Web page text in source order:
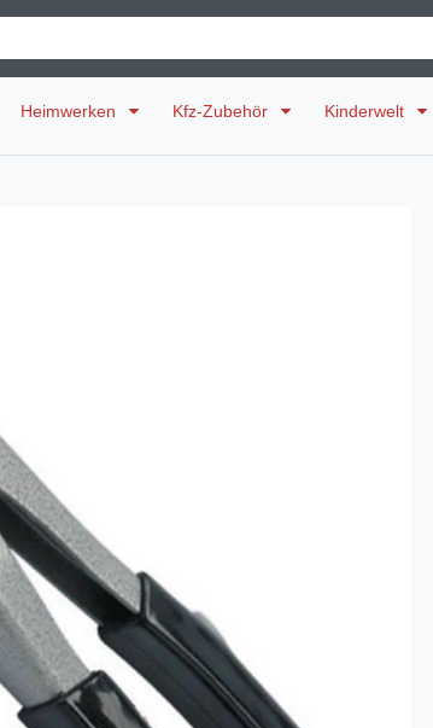
Heimwerken Kfz-Zubehör Kinderwelt